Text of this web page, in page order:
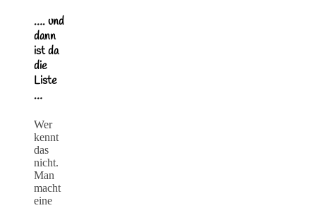
…. und
dann
ist da
die
Liste
…
Wer
kennt
das
nicht.
Man
macht
eine